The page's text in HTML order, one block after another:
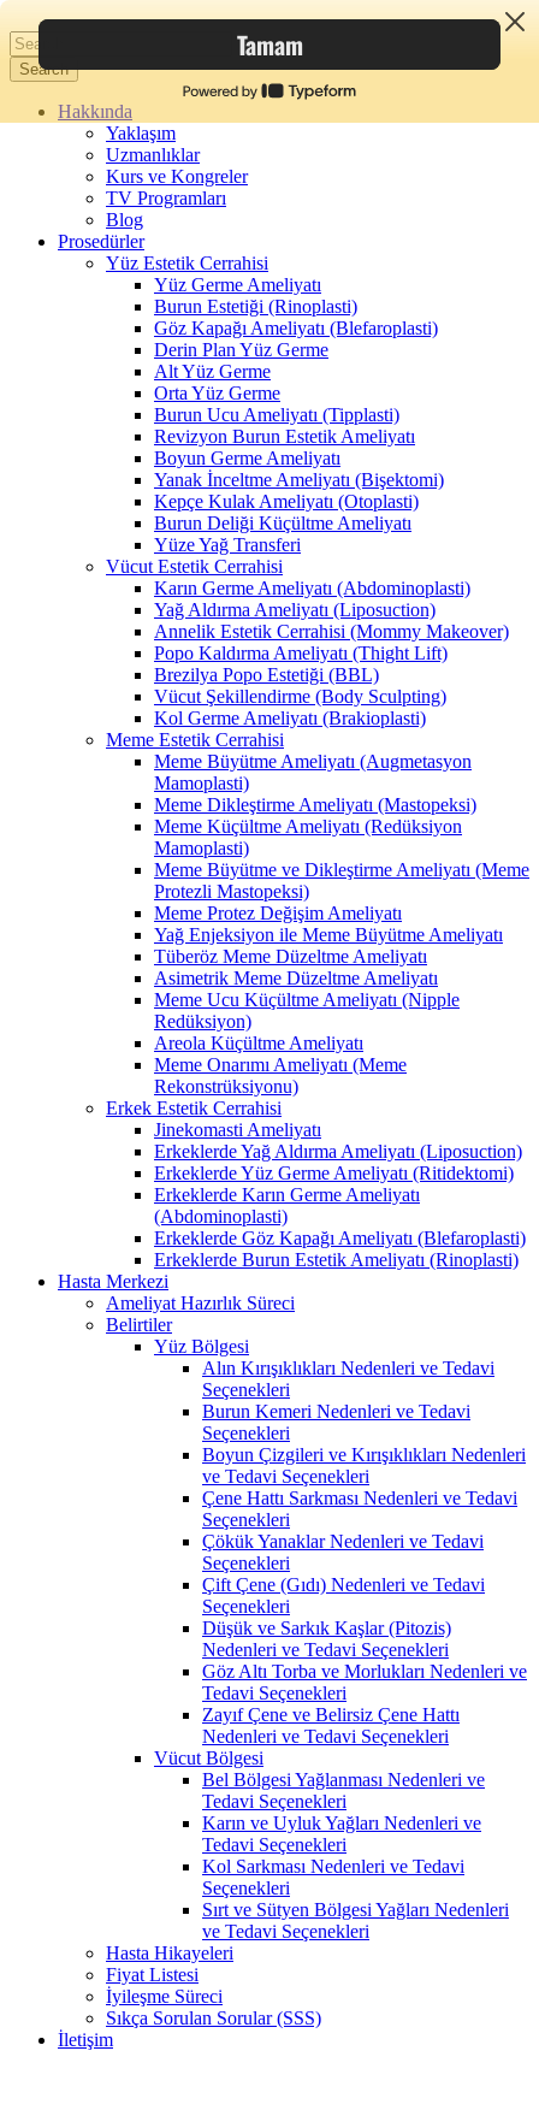
Hakkında
Yaklaşım
Uzmanlıklar
Kurs ve Kongreler
TV Programları
Blog
Prosedürler
Yüz Estetik Cerrahisi
Yüz Germe Ameliyatı
Burun Estetiği (Rinoplasti)
Göz Kapağı Ameliyatı (Blefaroplasti)
Derin Plan Yüz Germe
Alt Yüz Germe
Orta Yüz Germe
Burun Ucu Ameliyatı (Tipplasti)
Revizyon Burun Estetik Ameliyatı
Boyun Germe Ameliyatı
Yanak İnceltme Ameliyatı (Bişektomi)
Kepçe Kulak Ameliyatı (Otoplasti)
Burun Deliği Küçültme Ameliyatı
Yüze Yağ Transferi
Vücut Estetik Cerrahisi
Karın Germe Ameliyatı (Abdominoplasti)
Yağ Aldırma Ameliyatı (Liposuction)
Annelik Estetik Cerrahisi (Mommy Makeover)
Popo Kaldırma Ameliyatı (Thight Lift)
Brezilya Popo Estetiği (BBL)
Vücut Şekillendirme (Body Sculpting)
Kol Germe Ameliyatı (Brakioplasti)
Meme Estetik Cerrahisi
Meme Büyütme Ameliyatı (Augmetasyon
Mamoplasti)
Meme Dikleştirme Ameliyatı (Mastopeksi)
Meme Küçültme Ameliyatı (Redüksiyon
Mamoplasti)
Meme Büyütme ve Dikleştirme Ameliyatı (Meme
Protezli Mastopeksi)
Meme Protez Değişim Ameliyatı
Yağ Enjeksiyon ile Meme Büyütme Ameliyatı
Tüberöz Meme Düzeltme Ameliyatı
Asimetrik Meme Düzeltme Ameliyatı
Meme Ucu Küçültme Ameliyatı (Nipple
Redüksiyon)
Areola Küçültme Ameliyatı
Meme Onarımı Ameliyatı (Meme
Rekonstrüksiyonu)
Erkek Estetik Cerrahisi
Jinekomasti Ameliyatı
Erkeklerde Yağ Aldırma Ameliyatı (Liposuction)
Erkeklerde Yüz Germe Ameliyatı (Ritidektomi)
Erkeklerde Karın Germe Ameliyatı
(Abdominoplasti)
Erkeklerde Göz Kapağı Ameliyatı (Blefaroplasti)
Erkeklerde Burun Estetik Ameliyatı (Rinoplasti)
Hasta Merkezi
Ameliyat Hazırlık Süreci
Belirtiler
Yüz Bölgesi
Alın Kırışıklıkları Nedenleri ve Tedavi
Seçenekleri
Burun Kemeri Nedenleri ve Tedavi
Seçenekleri
Boyun Çizgileri ve Kırışıklıkları Nedenleri
ve Tedavi Seçenekleri
Çene Hattı Sarkması Nedenleri ve Tedavi
Seçenekleri
Çökük Yanaklar Nedenleri ve Tedavi
Seçenekleri
Çift Çene (Gıdı) Nedenleri ve Tedavi
Seçenekleri
Düşük ve Sarkık Kaşlar (Pitozis)
Nedenleri ve Tedavi Seçenekleri
Göz Altı Torba ve Morlukları Nedenleri ve
Tedavi Seçenekleri
Zayıf Çene ve Belirsiz Çene Hattı
Nedenleri ve Tedavi Seçenekleri
Vücut Bölgesi
Bel Bölgesi Yağlanması Nedenleri ve
Tedavi Seçenekleri
Karın ve Uyluk Yağları Nedenleri ve
Tedavi Seçenekleri
Kol Sarkması Nedenleri ve Tedavi
Seçenekleri
Sırt ve Sütyen Bölgesi Yağları Nedenleri
ve Tedavi Seçenekleri
Hasta Hikayeleri
Fiyat Listesi
İyileşme Süreci
Sıkça Sorulan Sorular (SSS)
İletişim